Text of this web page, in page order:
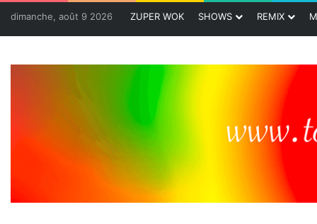
dimanche, août 9 2026 ZUPER WOK SHOWS REMIX